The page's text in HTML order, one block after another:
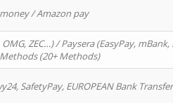
/ Amazon pay
OMG, ZEC…) / Paysera (EasyPay,
(20+ Methods)
SafetyPay, EUROPEAN Bank